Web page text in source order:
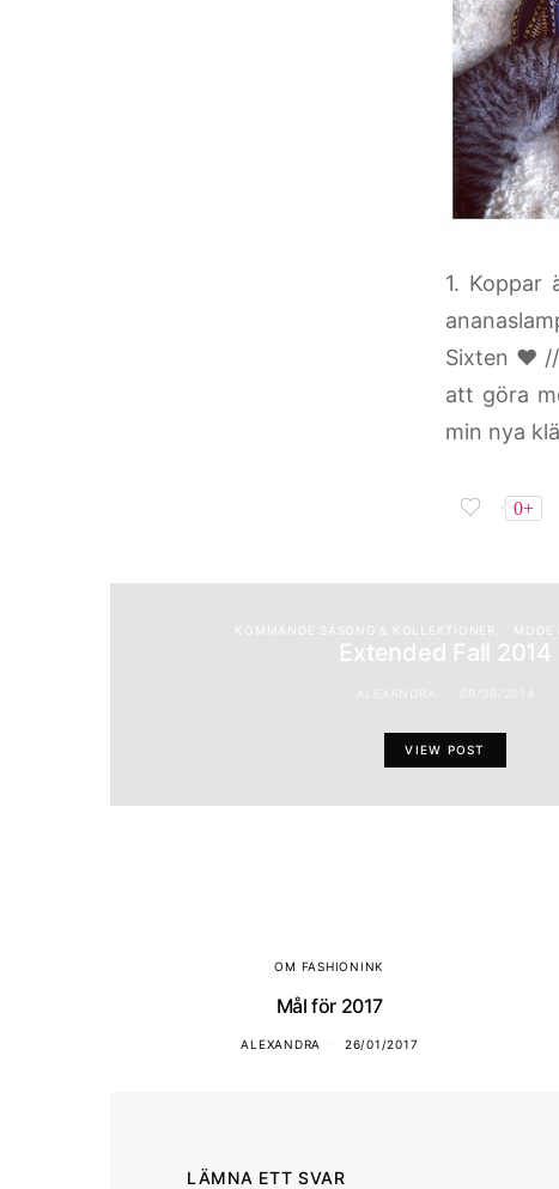
1. Koppar
Sixten ♥ //
att göra
min nya
0+
KOMMANDE SÄSONG & KOLLEKTIONER MODE
Extended Fall 2014
VIEW POST
OM FASHIONINK
Mål för 2017
ALEXANDRA 26/01/2017
LÄMNA ETT SVAR